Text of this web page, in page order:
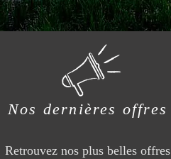
Nos dernières offres
Retrouvez nos plus belles offres